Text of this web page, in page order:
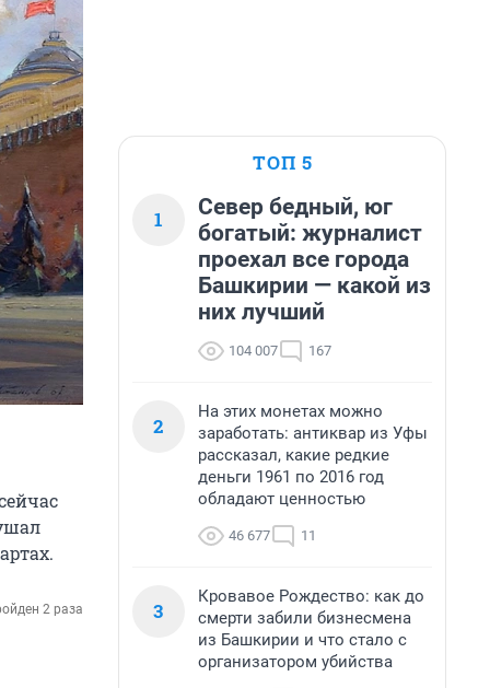
2 раза
ТОП 5
1
Север бедный, юг
богатый: журналист
проехал все города
Башкирии — какой из
них лучший
104 007 167
2
На этих монетах можно
заработать: антиквар из Уфы
рассказал, какие редкие
деньги 1961 по 2016 год
обладают ценностью
46 677 11
3
Кровавое Рождество: как до
смерти забили бизнесмена
из Башкирии и что стало с
организатором убийства